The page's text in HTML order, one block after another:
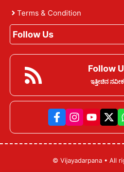
Terms & Condition
Follow Us
Follow
ಇತ್ತೀಚಿನ
© Vijayadarpana • All